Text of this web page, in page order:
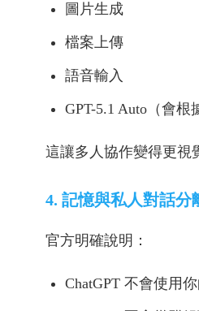
圖片生成
檔案上傳
語音輸入
GPT-5.1 Auto（會根
這讓多人協作變得更視
4. 記憶與私人對話分
官方明確說明：
ChatGPT 不會使用